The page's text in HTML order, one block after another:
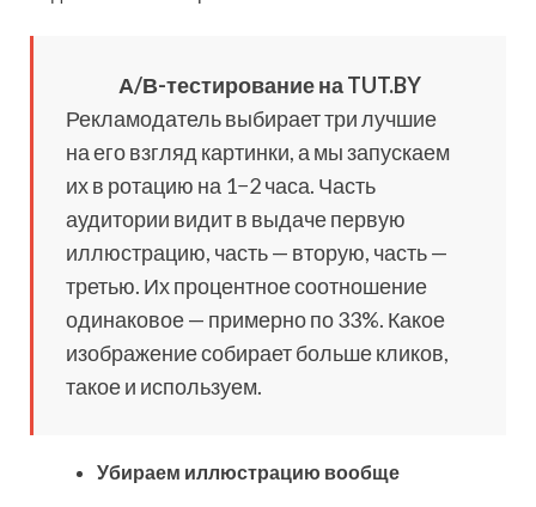
А/В-тестирование на TUT.BY
Рекламодатель выбирает три лучшие
на его взгляд картинки, а мы запускаем
их в ротацию на 1−2 часа. Часть
аудитории видит в выдаче первую
иллюстрацию, часть — вторую, часть —
третью. Их процентное соотношение
одинаковое — примерно по 33%. Какое
изображение собирает больше кликов,
такое и используем.
Убираем иллюстрацию вообще